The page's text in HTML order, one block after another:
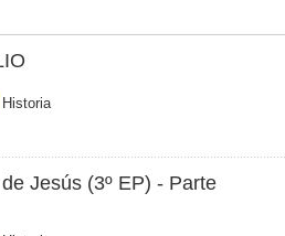
Historia
Jesús (3º EP) - Parte